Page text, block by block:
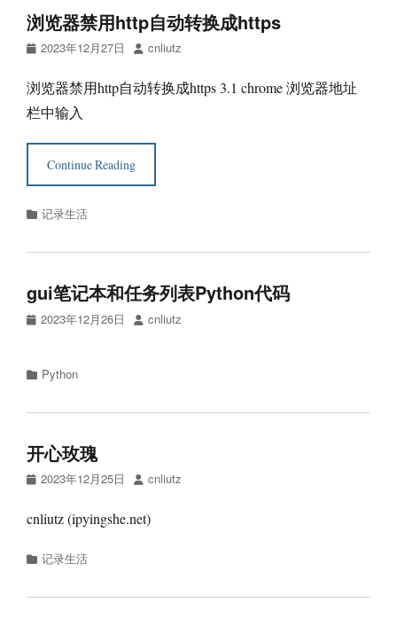
浏览器禁用http自动转换成https
Posted
2023年12月27日 Authorcnliutz
浏览器禁用http自动转换成https 3.1 chrome 浏览器地址
栏中输入
Continue Reading
Categories
记录生活
gui笔记本和任务列表Python代码
Posted
2023年12月26日 Author
cnliutz
Categories
Python
开心玫瑰
Posted
2023年12月25日 Authorcnliutz
cnliutz (ipyingshe.net)
Categories
记录生活